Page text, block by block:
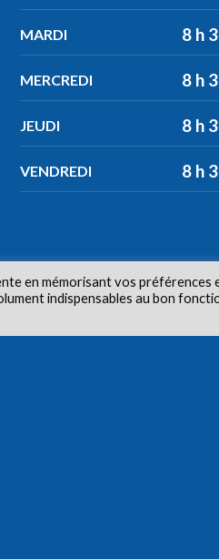
MARDI 8 h
MERCREDI 8 h
JEUDI 8 h
VENDREDI 8 h
communautaire
en mémorisant vos préférences
indispensables au bon